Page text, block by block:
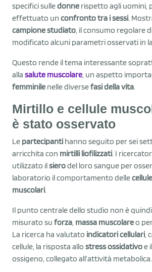
specifici sulledonne rispetto agli uomini,
effettuato un confronto tra i sessi.
campione studiato , il consumo regolare
modificato alcuni parametri osservati in
Questo rende il tema interessante
alla salute muscolare , un aspetto
femminile nelle diversefasi della vita.
Mirtillo e cellule
è stato osservato
Le partecipanti hanno seguito per sei
arricchita con mirtilli liofilizzati. I
utilizzato ilsierodel loro sangue per
laboratorio il comportamento delle
muscolari.
Il punto centrale dello studio non è
misurato su forza massa muscolareo
La ricerca ha valutato indicatori cellulari ,
cellule, la risposta allo stress ossidativoe
ossigeno, collegato all’attività metabolica.